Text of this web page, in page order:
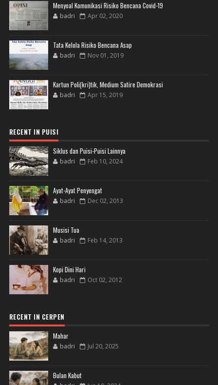
Menyoal Komunikasi Risiko Bencana Covid-19
badri Apr 02, 2020
Tata Kelola Risiko Bencana Asap
badri Nov 01, 2019
Kartun Poli(kri)tik, Medium Satire Demokrasi
badri Apr 15, 2019
RECENT IN PUISI
Siklus dan Puisi-Puisi Lainnya
badri Feb 10, 2024
Ayat-Ayat Penyengat
badri Dec 02, 2013
Musisi Tua
badri Feb 14, 2013
Kopi Dini Hari
badri Oct 02, 2012
RECENT IN CERPEN
Mahar
badri Jul 20, 2025
Bulan Kabut